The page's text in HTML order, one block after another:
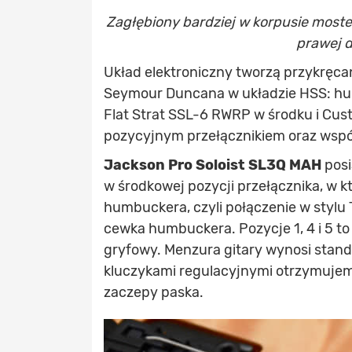
Zagłębiony bardziej w korpusie
prawej
Układ elektroniczny tworzą
Seymour Duncana w układzie HSS:
Flat Strat SSL-6 RWRP w środku i
pozycyjnym przełącznikiem oraz
Jackson Pro Soloist SL3Q MAH
w środkowej pozycji przełącznika, w
humbuckera, czyli połączenie w
cewka humbuckera. Pozycje 1, 4 i 5
gryfowy. Menzura gitary wynosi
kluczykami regulacyjnymi
zaczepy paska.